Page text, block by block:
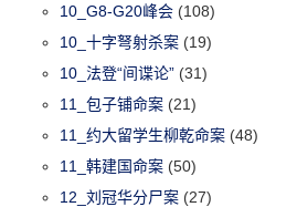
10_G8-G20峰会 (108)
10_十字弩射杀案 (19)
10_法登“间谍论” (31)
11_包子铺命案 (21)
11_约大留学生柳乾命案 (48)
11_韩建国命案 (50)
12_刘冠华分尸案 (27)